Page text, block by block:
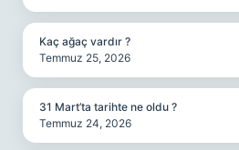
Kaç ağaç vardır ?
Temmuz 25, 2026
31 Mart’ta tarihte ne oldu ?
Temmuz 24, 2026